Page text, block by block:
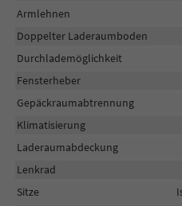
Armlehnen
Doppelter Laderaumboden
Durchlademöglichkeit
Fensterheber
Gepäckraumabtrennung
Klimatisierung
Laderaumabdeckung
Lenkrad
Sitze